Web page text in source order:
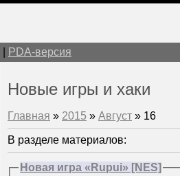
PDA-версия
Новые игры и хаки
Главная » 2015 » Август » 16
В разделе материалов:
Новая игра «Rupui» [NES]